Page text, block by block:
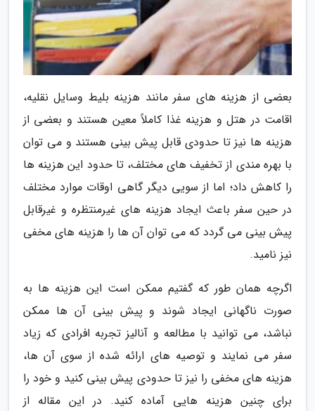
بعضی از هزینه های سفر مانند هزینه بلیط وسایل نقلیه،
اقامت در هتل و هزینه غذا کاملاً معین هستند و بعضی از
هزینه ها نیز تا حدودی قابل پیش بینی هستند و می توان
با بهره مندی از تخفیف های مختلف، تا حدود این هزینه ها
را کاهش داد؛ اما از سویی دیگر گاهی اوقات موارد مختلف
در حین سفر باعث ایجاد هزینه های غیرمنتظره و غیرقابل
پیش بینی می گردد که می توان آن ها را هزینه های مخفی
نیز نامید.
اگرچه همان طور که گفتیم ممکن است این هزینه ها به
صورت ناگهانی ایجاد شوند و پیش بینی آن ها ممکن
نباشد، می توانید با مطالعه و آنالیز تجربه افرادی که زیاد
سفر می نمایند و توصیه های ارائه شده از سوی آن ها،
هزینه های مخفی را نیز تا حدودی پیش بینی کنید و خود را
برای چنین هزینه هایی آماده کنید. در این مقاله از